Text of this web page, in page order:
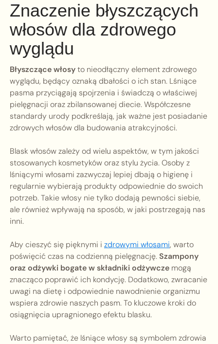
Znaczenie błyszczących
włosów dla zdrowego
wyglądu
Błyszczące włosyto nieodłączny element zdrowego
wyglądu, będący oznaką dbałości o ich stan. Lśniące
pasma przyciągają spojrzenia i świadczą o właściwej
pielęgnacji oraz zbilansowanej diecie. Współczesne
standardy urody podkreślają, jak ważne jest posiadanie
zdrowych włosów dla budowania atrakcyjności.
Blask włosów zależy od wielu aspektów, w tym jakości
stosowanych kosmetyków oraz stylu życia. Osoby z
lśniącymi włosami zazwyczaj lepiej dbają o higienę i
regularnie wybierają produkty odpowiednie do swoich
potrzeb. Takie włosy nie tylko dodają pewności siebie,
ale również wpływają na sposób, w jaki postrzegają nas
inni.
Aby cieszyć się pięknymi i zdrowymi włosami, warto
poświęcić czas na codzienną pielęgnację.Szampony
oraz odżywki bogate w składniki odżywcze mogą
znacząco poprawić ich kondycję. Dodatkowo, zwracanie
uwagi na dietę i odpowiednie nawodnienie organizmu
wspiera zdrowie naszych pasm. To kluczowe kroki do
osiągnięcia upragnionego efektu blasku.
Warto pamiętać, że lśniące włosy są symbolem zdrowia